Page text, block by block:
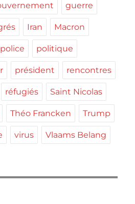
guerre
Iran Macron
police politique
président rencontres
réfugiés Saint Nicolas
Théo Francken Trump
virus Vlaams Belang